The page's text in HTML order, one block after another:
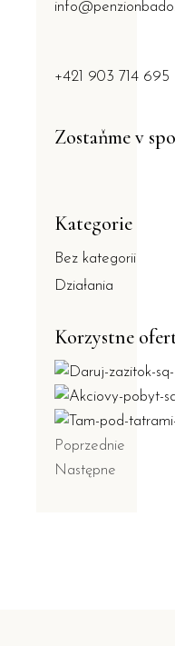
+421 903 714 695
Zostaňme v
Kategorie
Bez kategorii
Działania
Korzystne
Poprzednie
Następne